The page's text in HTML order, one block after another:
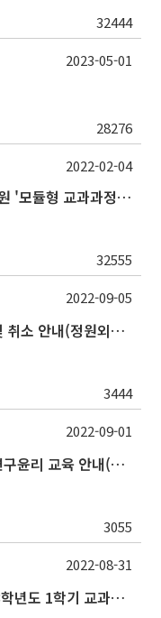
32444
28276
2023-05-01
SNU Inno-Edu 프로젝트 보건대학원 '모듈형 교과과정' 안내(revised 2022/2/28)
32555
2022-02-04
2022학년도 2학기 수강신청 변경 및 취소 안내(정원외신청, 중복수강신청 포함)
3444
2022-09-05
2022학년도 2학기 대학원 신입생 연구윤리 교육 안내(~12/31까지 기간 재연장)
3055
2022-09-01
2022학년도 동계 계절수업 및 2023학년도 1학기 교과목 수요조사 실시 안내
2022-08-31